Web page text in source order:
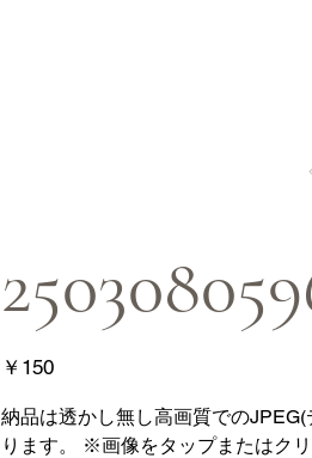
価
格
￥150
納品は透かし無し高画質でのJPEG(
ります。 ※画像をタップまたはク